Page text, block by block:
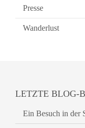
Presse
Wanderlust
LETZTE BLOG-
Ein Besuch in der